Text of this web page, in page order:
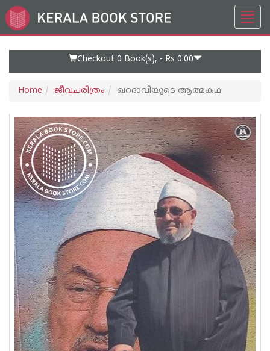
Go
to
Checkout 0 Book(s), - Rs 0.00
Home ജീവചരിത്രം ഖറദാവിയുടെ ആത്മകഥ